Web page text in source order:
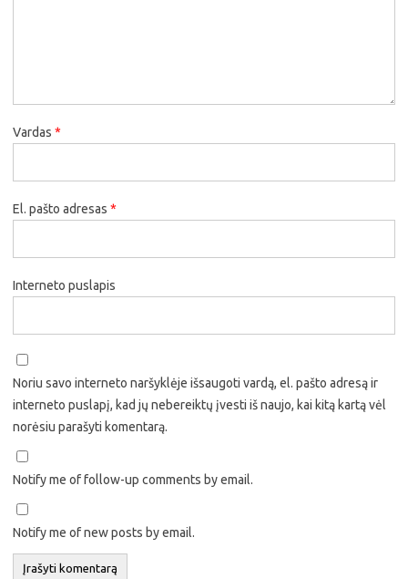
Vardas *
El. pašto adresas *
Interneto puslapis
Noriu savo interneto naršyklėje išsaugoti vardą, el. pašto adresą ir
interneto puslapį, kad jų nebereiktų įvesti iš naujo, kai kitą kartą vėl
norėsiu parašyti komentarą.
Notify me of follow-up comments by email.
Notify me of new posts by email.